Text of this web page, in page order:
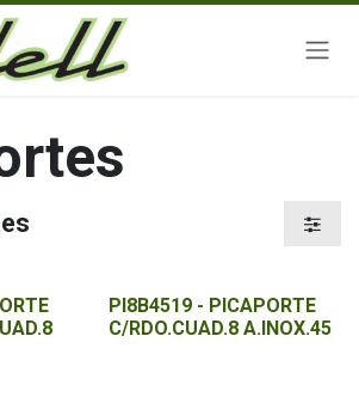
PI8B4519 - PICAPORTE
C/RDO.CUAD.8 A.INOX.45